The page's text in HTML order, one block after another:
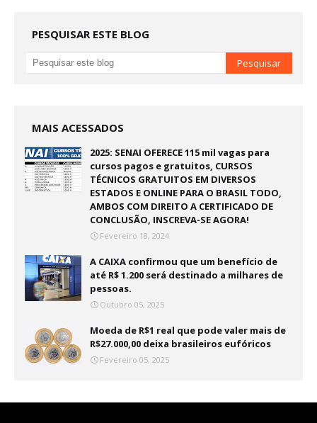
PESQUISAR ESTE BLOG
MAIS ACESSADOS
2025: SENAI OFERECE 115 mil vagas para
cursos pagos e gratuitos, CURSOS
TÉCNICOS GRATUITOS EM DIVERSOS
ESTADOS E ONLINE PARA O BRASIL TODO,
AMBOS COM DIREITO A CERTIFICADO DE
CONCLUSÃO, INSCREVA-SE AGORA!
Fevereiro 18, 2024
A CAIXA confirmou que um benefício de
até R$ 1.200 será destinado a milhares de
pessoas.
Outubro 05, 2025
Moeda de R$1 real que pode valer mais de
R$27.000,00 deixa brasileiros eufóricos
Fevereiro 05, 2025